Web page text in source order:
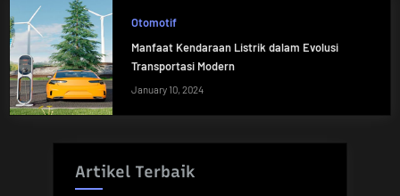
Otomotif
Manfaat Kendaraan Listrik dalam Evolusi
Transportasi Modern
January 10, 2024
Artikel Terbaik